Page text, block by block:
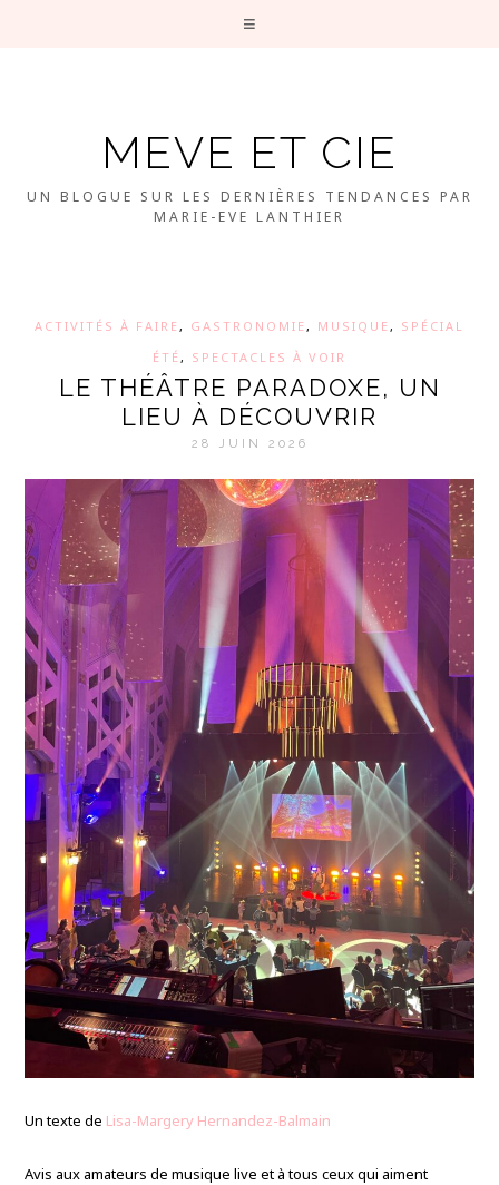
MEVE ET CIE
UN BLOGUE SUR LES DERNIÈRES TENDANCES PAR
MARIE-EVE LANTHIER
ACTIVITÉS À FAIRE, GASTRONOMIE, MUSIQUE, SPÉCIAL
ÉTÉ, SPECTACLES À VOIR
LE THÉÂTRE PARADOXE, UN
LIEU À DÉCOUVRIR
28 JUIN 2026
Un texte de Lisa-Margery Hernandez-Balmain
Avis aux amateurs de musique live et à tous ceux qui aiment